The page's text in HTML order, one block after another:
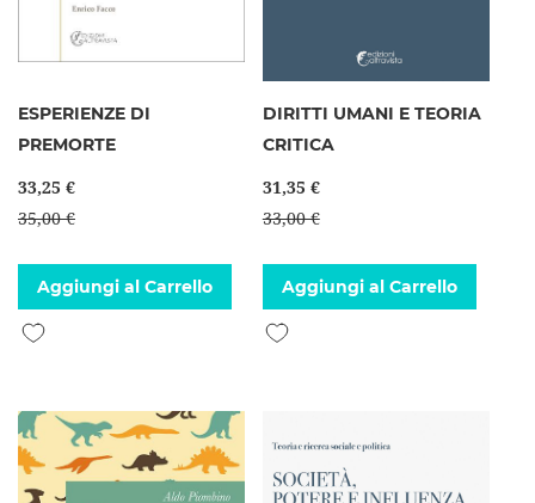
ESPERIENZE DI
PREMORTE
33,25 €
35,00 €
Aggiungi al Carrello
Aggiungi alla lista desideri
DIRITTI UMANI E TEORIA
CRITICA
31,35 €
33,00 €
Aggiungi al Carrello
Aggiungi alla lista desideri